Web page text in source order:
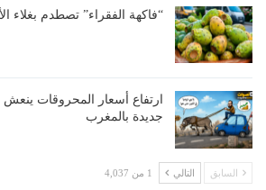
“فاكهة الفقراء” تصطدم بغلاء
ارتفاع أسعار المحروقات
جديدة بالمغرب
السابق التالي 1 من 4,037